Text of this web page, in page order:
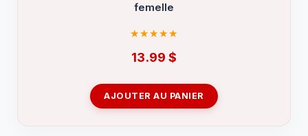
femelle
13.99 $
AJOUTER AU PANIER